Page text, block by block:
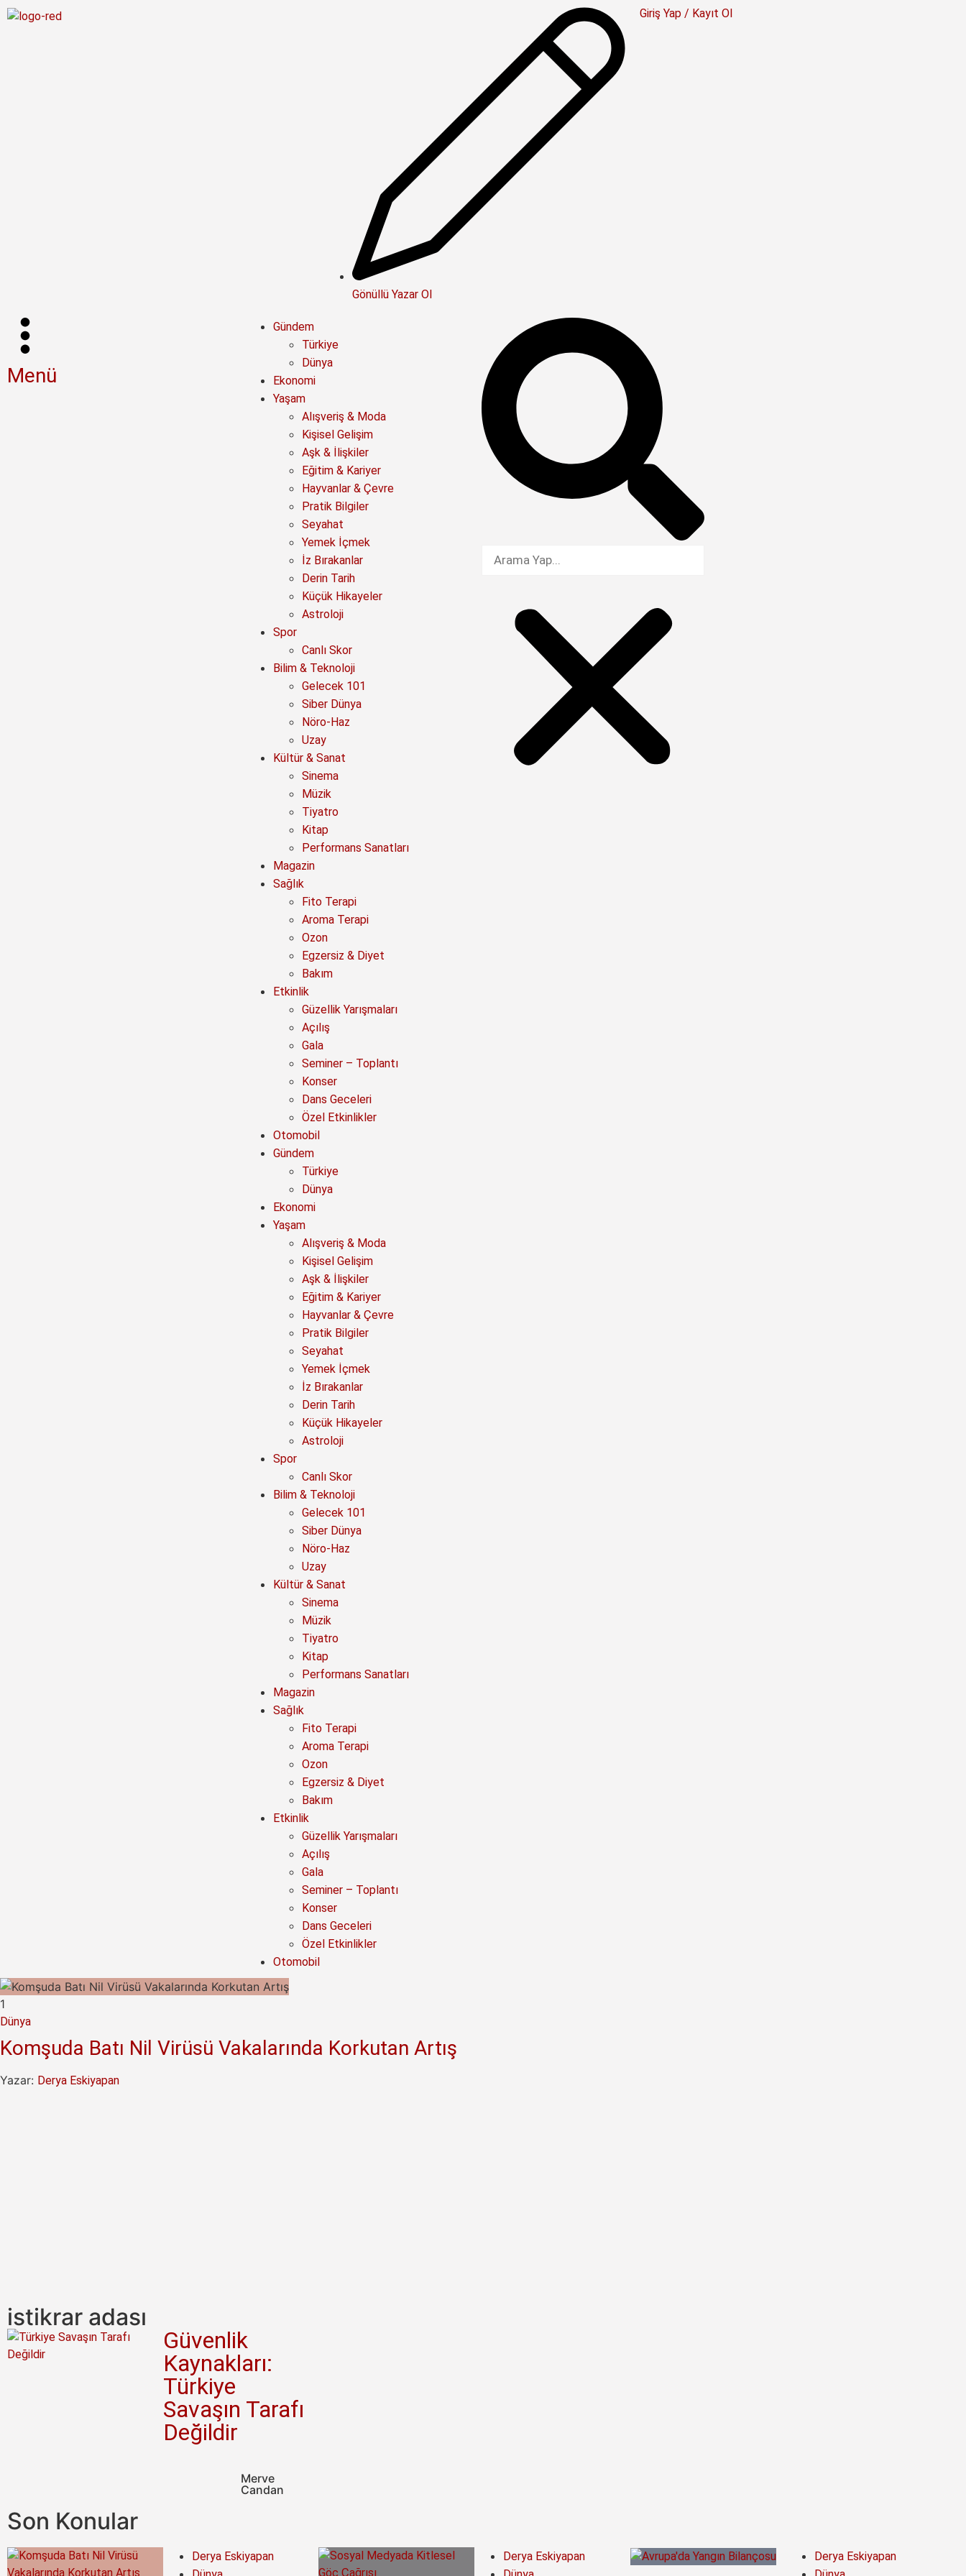
Gönüllü Yazar Ol
Giriş Yap / Kayıt Ol
Menü
Gündem
Türkiye
Dünya
Ekonomi
Yaşam
Alışveriş & Moda
Kişisel Gelişim
Aşk & İlişkiler
Eğitim & Kariyer
Hayvanlar & Çevre
Pratik Bilgiler
Seyahat
Yemek İçmek
İz Bırakanlar
Derin Tarih
Küçük Hikayeler
Astroloji
Spor
Canlı Skor
Bilim & Teknoloji
Gelecek 101
Siber Dünya
Nöro-Haz
Uzay
Kültür & Sanat
Sinema
Müzik
Tiyatro
Kitap
Performans Sanatları
Magazin
Sağlık
Fito Terapi
Aroma Terapi
Ozon
Egzersiz & Diyet
Bakım
Etkinlik
Güzellik Yarışmaları
Açılış
Gala
Seminer – Toplantı
Konser
Dans Geceleri
Özel Etkinlikler
Otomobil
Gündem
Türkiye
Dünya
Ekonomi
Yaşam
Alışveriş & Moda
Kişisel Gelişim
Aşk & İlişkiler
Eğitim & Kariyer
Hayvanlar & Çevre
Pratik Bilgiler
Seyahat
Yemek İçmek
İz Bırakanlar
Derin Tarih
Küçük Hikayeler
Astroloji
Spor
Canlı Skor
Bilim & Teknoloji
Gelecek 101
Siber Dünya
Nöro-Haz
Uzay
Kültür & Sanat
Sinema
Müzik
Tiyatro
Kitap
Performans Sanatları
Magazin
Sağlık
Fito Terapi
Aroma Terapi
Ozon
Egzersiz & Diyet
Bakım
Etkinlik
Güzellik Yarışmaları
Açılış
Gala
Seminer – Toplantı
Konser
Dans Geceleri
Özel Etkinlikler
Otomobil
1
Dünya
Komşuda Batı Nil Virüsü Vakalarında Korkutan Artış
Yazar: Derya Eskiyapan
istikrar adası
Güvenlik
Kaynakları:
Türkiye
Savaşın Tarafı
Değildir
Merve
Candan
Son Konular
Derya Eskiyapan
Derya Eskiyapan
Derya Eskiyapan